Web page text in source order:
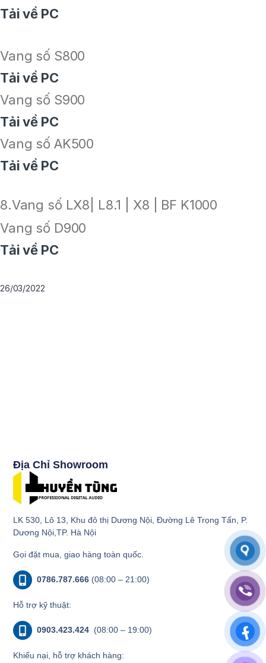
Tải về PC
Vang số S800
Tải về PC
Vang số S900
Tải về PC
Vang số AK500
Tải về PC
8.Vang số LX8| L8.1 | X8 | BF K1000
Vang số D900
Tải về PC
26/03/2022
Địa Chỉ Showroom
LK 530, Lô 13, Khu đô thị Dương Nội, Đường Lê Trọng Tấn, P.
Dương Nội,TP. Hà Nội
Gọi đặt mua, giao hàng toàn quốc.
0786.787.666 (08:00 – 21:00)
Hỗ trợ kỹ thuật:
0903.423.424 (08:00 – 19:00)
Khiếu nại, hỗ trợ khách hàng: